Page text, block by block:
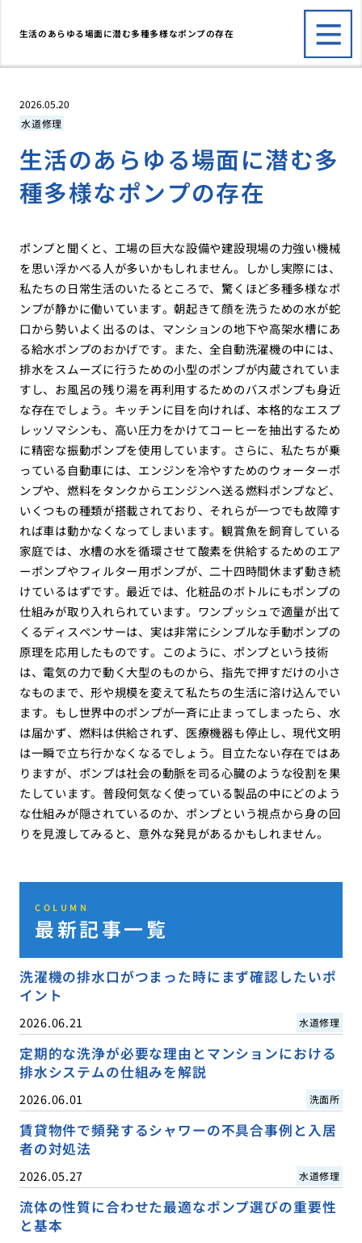
生活のあらゆる場面に潜む多種多様なポンプの存在
2026.05.20
水道修理
生活のあらゆる場面に潜む多
種多様なポンプの存在
ポンプと聞くと、工場の巨大な設備や建設現場の力強い機械
を思い浮かべる人が多いかもしれません。しかし実際には、
私たちの日常生活のいたるところで、驚くほど多種多様なポ
ンプが静かに働いています。朝起きて顔を洗うための水が蛇
口から勢いよく出るのは、マンションの地下や高架水槽にあ
る給水ポンプのおかげです。また、全自動洗濯機の中には、
排水をスムーズに行うための小型のポンプが内蔵されていま
すし、お風呂の残り湯を再利用するためのバスポンプも身近
な存在でしょう。キッチンに目を向ければ、本格的なエスプ
レッソマシンも、高い圧力をかけてコーヒーを抽出するため
に精密な振動ポンプを使用しています。さらに、私たちが乗
っている自動車には、エンジンを冷やすためのウォーターポ
ンプや、燃料をタンクからエンジンへ送る燃料ポンプなど、
いくつもの種類が搭載されており、それらが一つでも故障す
れば車は動かなくなってしまいます。観賞魚を飼育している
家庭では、水槽の水を循環させて酸素を供給するためのエア
ーポンプやフィルター用ポンプが、二十四時間休まず動き続
けているはずです。最近では、化粧品のボトルにもポンプの
仕組みが取り入れられています。ワンプッシュで適量が出て
くるディスペンサーは、実は非常にシンプルな手動ポンプの
原理を応用したものです。このように、ポンプという技術
は、電気の力で動く大型のものから、指先で押すだけの小さ
なものまで、形や規模を変えて私たちの生活に溶け込んでい
ます。もし世界中のポンプが一斉に止まってしまったら、水
は届かず、燃料は供給されず、医療機器も停止し、現代文明
は一瞬で立ち行かなくなるでしょう。目立たない存在ではあ
りますが、ポンプは社会の動脈を司る心臓のような役割を果
たしています。普段何気なく使っている製品の中にどのよう
な仕組みが隠されているのか、ポンプという視点から身の回
りを見渡してみると、意外な発見があるかもしれません。
COLUMN
最新記事一覧
洗濯機の排水口がつまった時にまず確認したいポ
イント
2026.06.21 水道修理
定期的な洗浄が必要な理由とマンションにおける
排水システムの仕組みを解説
2026.06.01 洗面所
賃貸物件で頻発するシャワーの不具合事例と入居
者の対処法
2026.05.27 水道修理
流体の性質に合わせた最適なポンプ選びの重要性
と基本